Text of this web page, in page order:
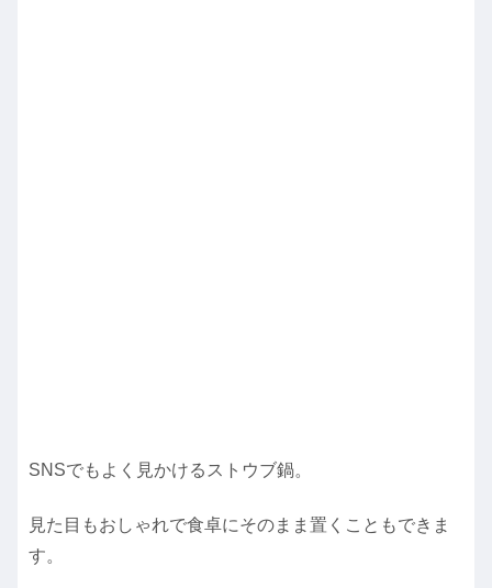
SNSでもよく見かけるストウブ鍋。
見た目もおしゃれで食卓にそのまま置くこともできま
す。